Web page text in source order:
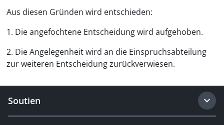
Aus diesen Gründen wird entschieden:
1. Die angefochtene Entscheidung wird aufgehoben.
2. Die Angelegenheit wird an die Einspruchsabteilung
zur weiteren Entscheidung zurückverwiesen.
Soutien